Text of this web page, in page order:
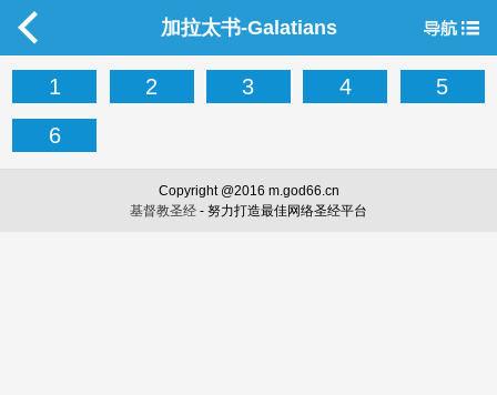
加拉太书-Galatians
1 2 3 4
5
6
Copyright @2016 m.god66.cn
基督教圣经 - 努力打造最佳网络圣经平台